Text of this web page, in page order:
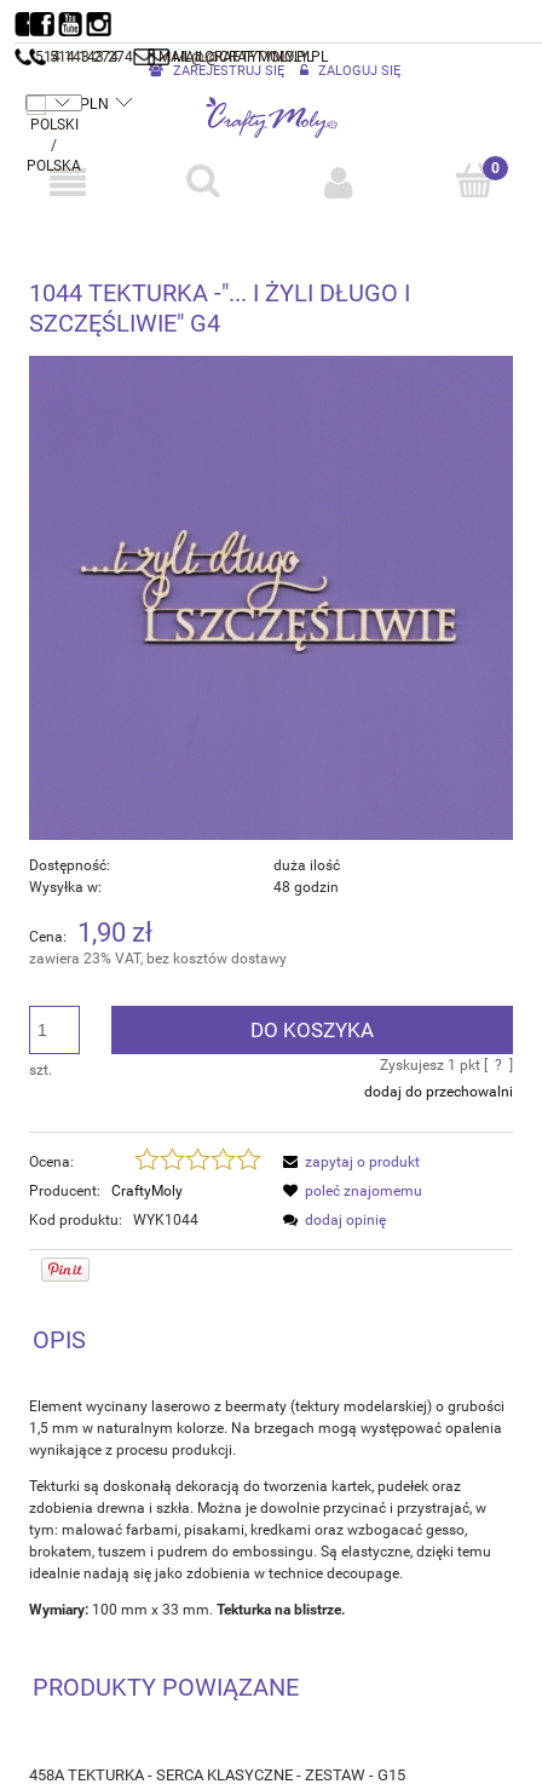
514 143 274 MAIL@CRAFTYMOLY.PL
ZAREJESTRUJ SIĘ ZALOGUJ SIĘ
514 143 274 MAIL@CRAFTYMOLY.PL
1044 TEKTURKA -"... I ŻYLI DŁUGO I
SZCZĘŚLIWIE" G4
Dostępność:
duża ilość
Wysyłka w:
48 godzin
Cena: 1,90 zł
zawiera 23% VAT, bez kosztów dostawy
szt.
DO KOSZYKA
Zyskujesz 1 pkt [ ?
dodaj do przechowalni
Ocena:
Producent:
CraftyMoly
Kod produktu:
WYK1044
zapytaj o produkt
poleć znajomemu
dodaj opinię
OPIS
Element wycinany laserowo z beermaty (tektury modelarskiej) o grubości
1,5 mm w naturalnym kolorze. Na brzegach mogą występować opalenia
wynikające z procesu produkcji.
Tekturki są doskonałą dekoracją do tworzenia kartek, pudełek oraz
zdobienia drewna i szkła. Można je dowolnie przycinać i przystrajać, w
tym: malować farbami, pisakami, kredkami oraz wzbogacać gesso,
brokatem, tuszem i pudrem do embossingu. Są elastyczne, dzięki temu
idealnie nadają się jako zdobienia w technice decoupage.
Wymiary: 100 mm x 33 mm. Tekturka na blistrze.
PRODUKTY POWIĄZANE
458A TEKTURKA - SERCA KLASYCZNE - ZESTAW - G15